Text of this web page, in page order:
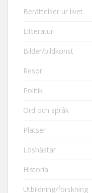
Berättelser ur livet
Litteratur
Bilder/bildkonst
Resor
Politik
Ord och språk
Platser
Löshästar
Historia
Utbildning/forskning